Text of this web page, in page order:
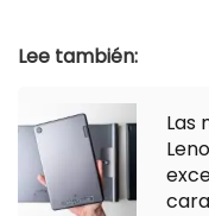
Lee también:
Las